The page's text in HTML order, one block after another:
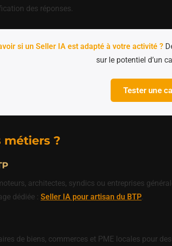
des réponses.
si un Seller IA est adapté à votre activité ?
sur le potentiel d’un
Tester une
métiers ?
architectes, syndics ou entreprises
dédiée : Seller IA pour artisan du BTP.
de biens, commerces et PME locales pour